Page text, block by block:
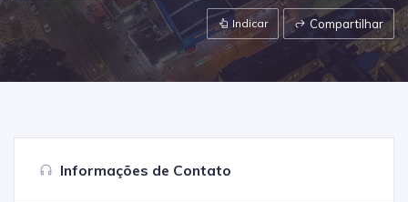
Indicar Compartilhar
Informações de Contato